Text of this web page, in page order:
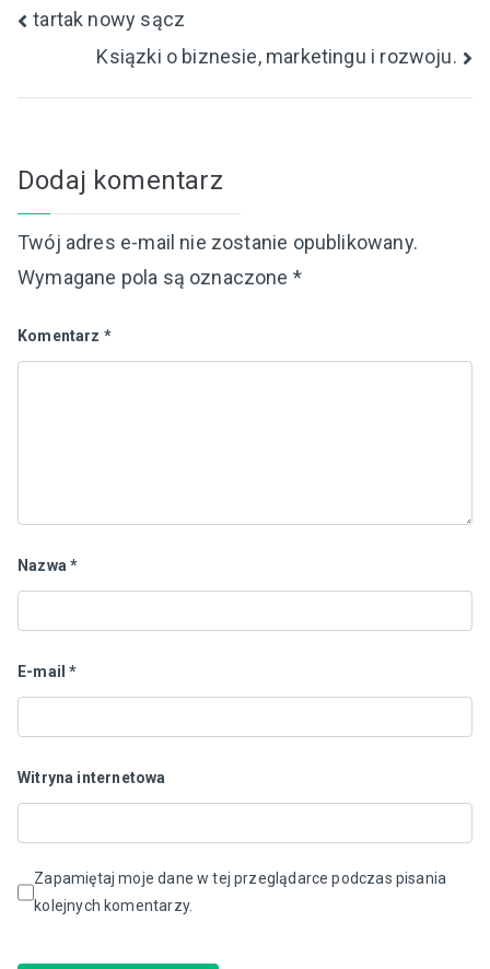
Nawigacja
wpisu
tartak nowy sącz
Ksiązki o biznesie, marketingu i rozwoju.
Dodaj komentarz
Twój adres e-mail nie zostanie opublikowany.
Wymagane pola są oznaczone *
Komentarz *
Nazwa*
E-mail*
Witryna internetowa
Zapamiętaj moje dane w tej przeglądarce podczas pisania
kolejnych komentarzy.